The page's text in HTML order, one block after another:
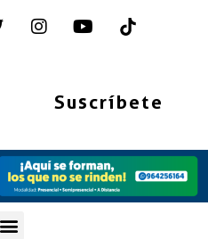
Suscríbete